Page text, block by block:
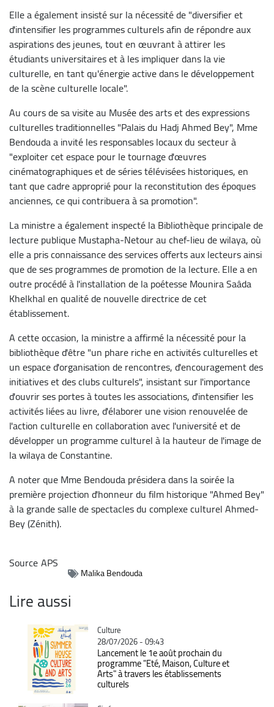
Elle a également insisté sur la nécessité de "diversifier et
d'intensifier les programmes culturels afin de répondre aux
aspirations des jeunes, tout en œuvrant à attirer les
étudiants universitaires et à les impliquer dans la vie
culturelle, en tant qu'énergie active dans le développement
de la scène culturelle locale".
Au cours de sa visite au Musée des arts et des expressions
culturelles traditionnelles "Palais du Hadj Ahmed Bey", Mme
Bendouda a invité les responsables locaux du secteur à
"exploiter cet espace pour le tournage d'œuvres
cinématographiques et de séries télévisées historiques, en
tant que cadre approprié pour la reconstitution des époques
anciennes, ce qui contribuera à sa promotion".
La ministre a également inspecté la Bibliothèque principale de
lecture publique Mustapha-Netour au chef-lieu de wilaya, où
elle a pris connaissance des services offerts aux lecteurs ainsi
que de ses programmes de promotion de la lecture. Elle a en
outre procédé à l'installation de la poétesse Mounira Saâda
Khelkhal en qualité de nouvelle directrice de cet
établissement.
A cette occasion, la ministre a affirmé la nécessité pour la
bibliothèque d'être "un phare riche en activités culturelles et
un espace d'organisation de rencontres, d'encouragement des
initiatives et des clubs culturels", insistant sur l'importance
d'ouvrir ses portes à toutes les associations, d'intensifier les
activités liées au livre, d'élaborer une vision renouvelée de
l'action culturelle en collaboration avec l'université et de
développer un programme culturel à la hauteur de l'image de
la wilaya de Constantine.
A noter que Mme Bendouda présidera dans la soirée la
première projection d'honneur du film historique "Ahmed Bey"
à la grande salle de spectacles du complexe culturel Ahmed-
Bey (Zénith).
SourceAPS
Malika Bendouda
Lire aussi
Catégorie
Culture
28/07/2026 - 09:43
Lancement le 1e août prochain du
programme "Eté, Maison, Culture et
Arts" à travers les établissements
culturels